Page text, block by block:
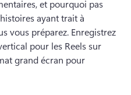
et pourquoi pas
ayant trait à
vous préparez. Enregistrez
pour les Reels sur
grand écran pour